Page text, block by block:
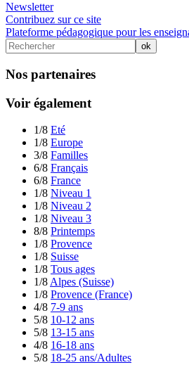
Newsletter
Contribuez sur ce site
Plateforme pédagogique pour les
Nos partenaires
Voir également
1/8 Eté
1/8 Europe
3/8 Familles
6/8 Français
6/8 France
1/8 Niveau 1
1/8 Niveau 2
1/8 Niveau 3
8/8 Printemps
1/8 Provence
1/8 Suisse
1/8 Tous ages
1/8Alpes (Suisse)
1/8 Provence (France)
4/8 7-9 ans
5/8 10-12 ans
5/8 13-15 ans
4/8 16-18 ans
5/8 18-25 ans/Adultes